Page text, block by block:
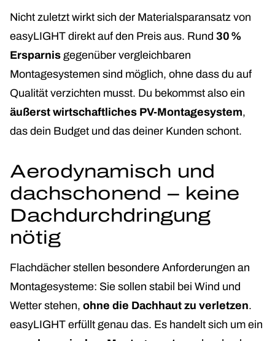
Nicht zuletzt wirkt sich der Materialsparansatz von
easyLIGHT direkt auf den Preis aus. Rund 30 %
Ersparnis gegenüber vergleichbaren
Montagesystemen sind möglich, ohne dass du auf
Qualität verzichten musst. Du bekommst also ein
äußerst wirtschaftliches PV-Montagesystem,
das dein Budget und das deiner Kunden schont.
Aerodynamisch und
dachschonend – keine
Dachdurchdringung
nötig
Flachdächer stellen besondere Anforderungen an
Montagesysteme: Sie sollen stabil bei Wind und
Wetter stehen, ohne die Dachhaut zu verletzen.
easyLIGHT erfüllt genau das. Es handelt sich um ein